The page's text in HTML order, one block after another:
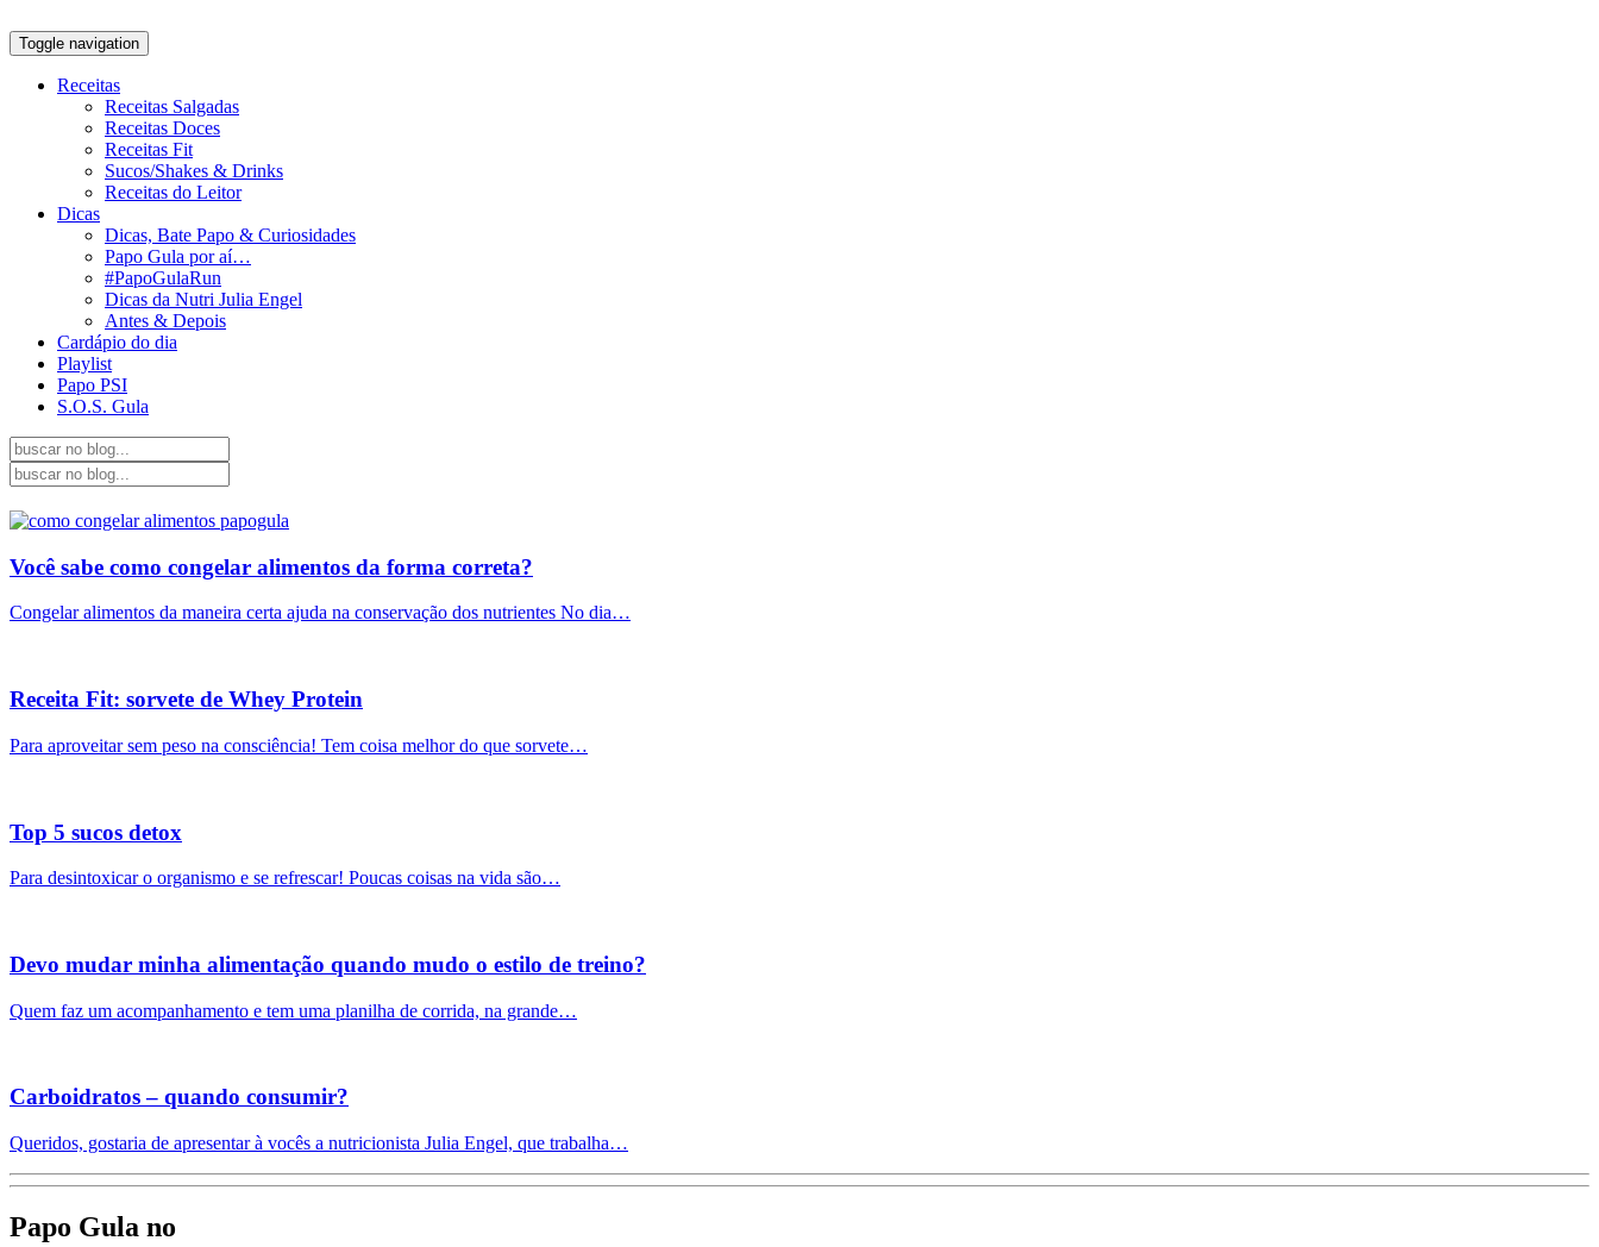
Toggle navigation
Receitas
Receitas Salgadas
Receitas Doces
Receitas Fit
Sucos/Shakes & Drinks
Receitas do Leitor
Dicas
Dicas, Bate Papo & Curiosidades
Papo Gula por aí…
#PapoGulaRun
Dicas da Nutri Julia Engel
Antes & Depois
Cardápio do dia
Playlist
Papo PSI
S.O.S. Gula
Você sabe como congelar alimentos da forma correta?
Congelar alimentos da maneira certa ajuda na conservação dos nutrientes No dia…
Receita Fit: sorvete de Whey Protein
Para aproveitar sem peso na consciência! Tem coisa melhor do que sorvete…
Top 5 sucos detox
Para desintoxicar o organismo e se refrescar! Poucas coisas na vida são…
Devo mudar minha alimentação quando mudo o estilo de treino?
Quem faz um acompanhamento e tem uma planilha de corrida, na grande…
Carboidratos – quando consumir?
Queridos, gostaria de apresentar à vocês a nutricionista Julia Engel, que trabalha…
Papo Gula no